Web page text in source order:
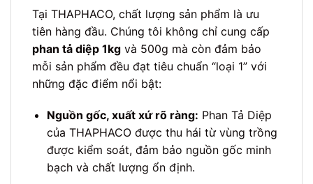
Tại THAPHACO, chất lượng sản phẩm là ưu
tiên hàng đầu. Chúng tôi không chỉ cung cấp
phan tả diệp 1kg và 500g mà còn đảm bảo
mỗi sản phẩm đều đạt tiêu chuẩn “loại 1” với
những đặc điểm nổi bật:
Nguồn gốc, xuất xứ rõ ràng: Phan Tả Diệp
của THAPHACO được thu hái từ vùng trồng
được kiểm soát, đảm bảo nguồn gốc minh
bạch và chất lượng ổn định.